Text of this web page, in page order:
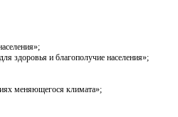
здоровья и благополучие населения»;
меняющегося климата»;